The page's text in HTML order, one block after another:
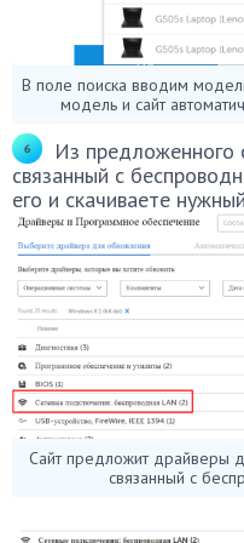
В поле поиска вводим
модель и сайт
Из предложенного
связанный с
его и скачиваете
Сайт предложит драйверы
связанный с